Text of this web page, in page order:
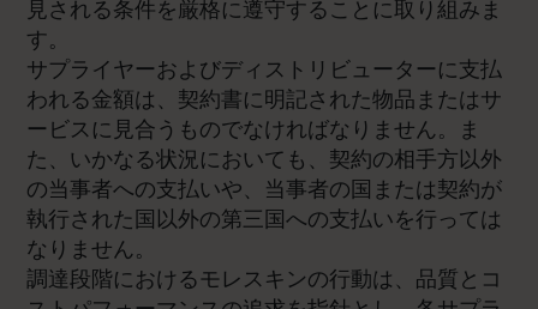
見される条件を厳格に遵守することに取り組みま
す。
サプライヤーおよびディストリビューターに支払
われる金額は、契約書に明記された物品またはサ
ービスに見合うものでなければなりません。ま
た、いかなる状況においても、契約の相手方以外
の当事者への支払いや、当事者の国または契約が
執行された国以外の第三国への支払いを行っては
なりません。
調達段階におけるモレスキンの行動は、品質とコ